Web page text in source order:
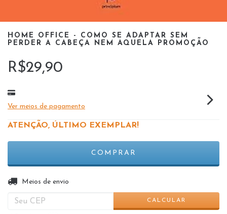
HOME OFFICE - COMO SE ADAPTAR SEM
PERDER A CABEÇA NEM AQUELA PROMOÇÃO
R$29,90
Ver meios de pagamento
ATENÇÃO, ÚLTIMO EXEMPLAR!
Entregas para o CEP:
Meios de envio
CALCULAR